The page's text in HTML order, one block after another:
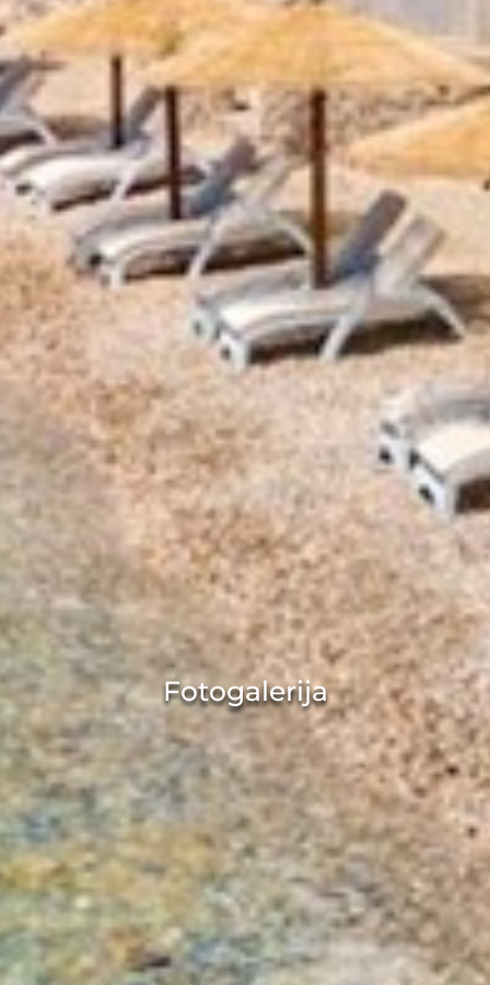
Fotogalerija